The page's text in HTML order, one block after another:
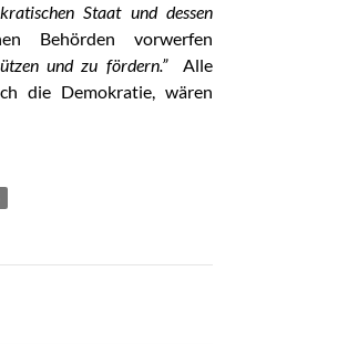
Staat und dessen
Behörden vorwerfen
und zu fördern.” Alle
die Demokratie, wären